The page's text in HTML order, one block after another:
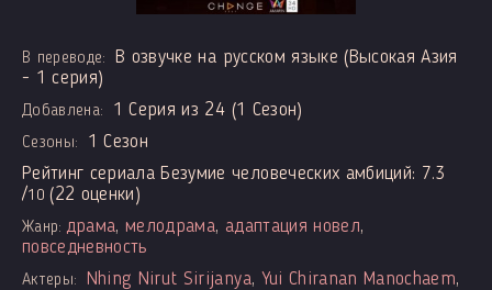
В переводе:
В озвучке на русском языке (Высокая Азия
- 1 серия)
Добавлена: 1 Серия из 24 (1 Сезон)
Сезоны:
1 Сезон
Рейтинг сериала Безумие человеческих амбиций: 7.3
/10 (22 оценки)
Жанр: драма,мелодрама, адаптация новел,
повседневность
Актеры: Nhing Nirut Sirijanya, Yui Chiranan Manochaem,